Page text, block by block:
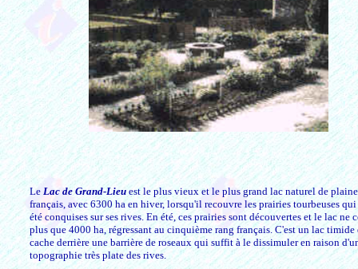
Le Lac de Grand-Lieu est le plus vieux et le plus grand lac naturel de plaine
français, avec 6300 ha en hiver, lorsqu'il recouvre les prairies tourbeuses
été conquises sur ses rives. En été, ces prairies sont découvertes et le lac ne
plus que 4000 ha, régressant au cinquième rang français. C'est un lac timide
cache derrière une barrière de roseaux qui suffit à le dissimuler en raison
topographie très plate des rives.